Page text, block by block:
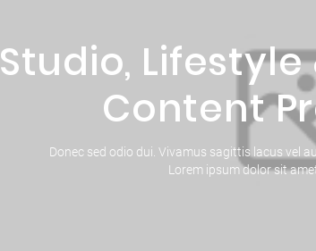
Studio,
Content
Donec sed odio dui. Vivamus sagittis lacus vel
Lorem ipsum dolor sit